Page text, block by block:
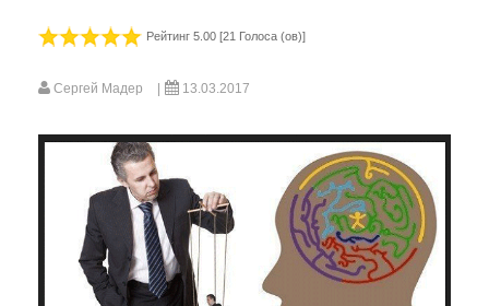
Видео-газета НИЦ «ЭНИО»
Школа В. Рогожкина
Рогожкин о коррекции
Семинары Рогожкина
Рогожкин: коротко о важном
Рейтинг 5.00 [21 Голоса (ов)]
Сергей Мадер 13.03.2017